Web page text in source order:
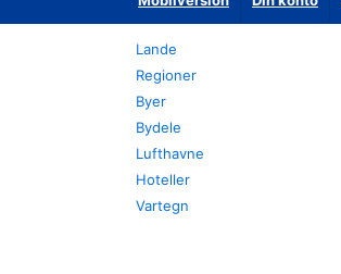
Lande
Regioner
Byer
Bydele
Lufthavne
Hoteller
Vartegn